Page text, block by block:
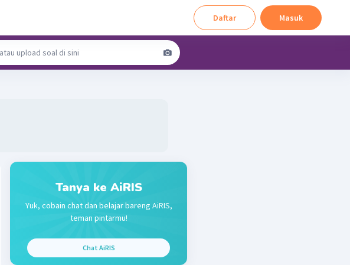
Daftar Masuk
Tanya ke AiRIS
Yuk, cobain chat dan belajar bareng AiRIS,
teman pintarmu!
Chat AiRIS